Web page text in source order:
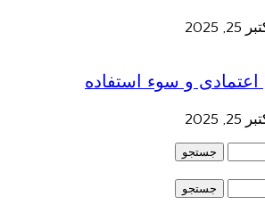
25, 2025
و سوء استفاده
25, 2025
جستجو
جستجو